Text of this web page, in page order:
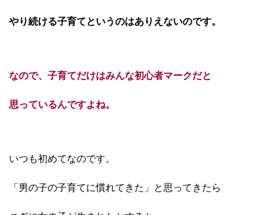
やり続ける子育てというのはありえないのです。
なので、子育てだけはみんな初心者マークだと
思っているんですよね。
いつも初めてなのです。
「男の子の子育てに慣れてきた」と思ってきたら